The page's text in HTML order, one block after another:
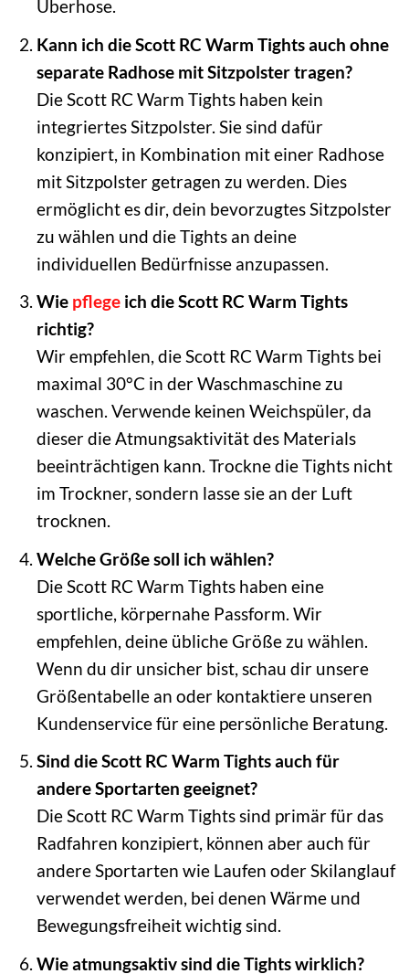
Überhose.
Kann ich die Scott RC Warm Tights auch ohne
separate Radhose mit Sitzpolster tragen?
Die Scott RC Warm Tights haben kein
integriertes Sitzpolster. Sie sind dafür
konzipiert, in Kombination mit einer Radhose
mit Sitzpolster getragen zu werden. Dies
ermöglicht es dir, dein bevorzugtes Sitzpolster
zu wählen und die Tights an deine
individuellen Bedürfnisse anzupassen.
Wie pflegeich die Scott RC Warm Tights
richtig?
Wir empfehlen, die Scott RC Warm Tights bei
maximal 30°C in der Waschmaschine zu
waschen. Verwende keinen Weichspüler, da
dieser die Atmungsaktivität des Materials
beeinträchtigen kann. Trockne die Tights nicht
im Trockner, sondern lasse sie an der Luft
trocknen.
Welche Größe soll ich wählen?
Die Scott RC Warm Tights haben eine
sportliche, körpernahe Passform. Wir
empfehlen, deine übliche Größe zu wählen.
Wenn du dir unsicher bist, schau dir unsere
Größentabelle an oder kontaktiere unseren
Kundenservice für eine persönliche Beratung.
Sind die Scott RC Warm Tights auch für
andere Sportarten geeignet?
Die Scott RC Warm Tights sind primär für das
Radfahren konzipiert, können aber auch für
andere Sportarten wie Laufen oder Skilanglauf
verwendet werden, bei denen Wärme und
Bewegungsfreiheit wichtig sind.
Wie atmungsaktiv sind die Tights wirklich?